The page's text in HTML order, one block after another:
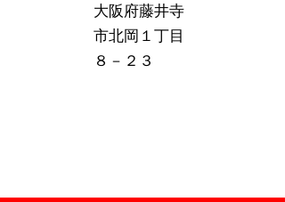
大阪府藤井寺
市北岡１丁目
８－２３